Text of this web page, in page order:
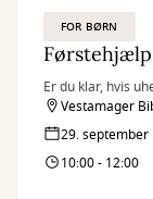
FOR BØRN
Er du klar, hvis
Vestamager
29. september
10:00 - 12:00